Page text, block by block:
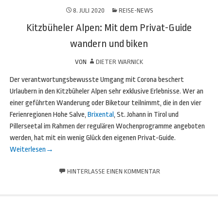
8. JULI 2020 REISE-NEWS
Kitzbüheler Alpen: Mit dem Privat-Guide
wandern und biken
VON DIETER WARNICK
Der verantwortungsbewusste Umgang mit Corona beschert
Urlaubern in den Kitzbüheler Alpen sehr exklusive Erlebnisse. Wer an
einer geführten Wanderung oder Biketour teilnimmt, die in den vier
Ferienregionen Hohe Salve, Brixental , St. Johann in Tirol und
Pillerseetal im Rahmen der regulären Wochenprogramme angeboten
werden, hat mit ein wenig Glück den eigenen Privat-Guide.
Weiterlesen →
HINTERLASSE EINEN KOMMENTAR